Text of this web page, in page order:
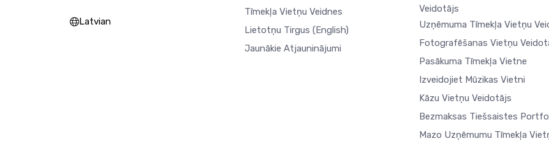
Latvian
Tīmekļa Vietņu Veidnes
Lietotņu Tirgus (English)
Jaunākie Atjauninājumi
Veidotājs
Uzņēmuma Tīmekļa Vietņu
Fotografēšanas Vietņu
Pasākuma Tīmekļa Vietne
Izveidojiet Mūzikas Vietni
Kāzu Vietņu Veidotājs
Bezmaksas Tiešsaistes
Mazo Uzņēmumu Tīmekļa